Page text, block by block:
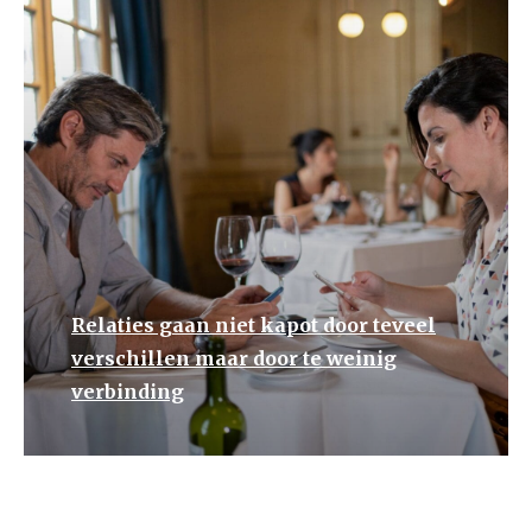
Relaties gaan niet kapot door teveel
verschillen maar door te weinig
verbinding